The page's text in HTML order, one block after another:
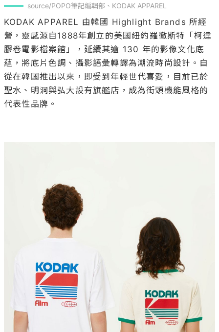
source/POPO筆記編輯部、KODAK APPAREL
KODAK APPAREL 由韓國 Highlight Brands 所經
營，靈感源自1888年創立的美國紐約羅徹斯特「柯達
膠卷電影檔案館」，延續其逾 130 年的影像文化底
蘊，將底片色調、攝影語彙轉譯為潮流時尚設計。自
從在韓國推出以來，即受到年輕世代喜愛，目前已於
聖水、明洞與弘大設有旗艦店，成為街頭機能風格的
代表性品牌。